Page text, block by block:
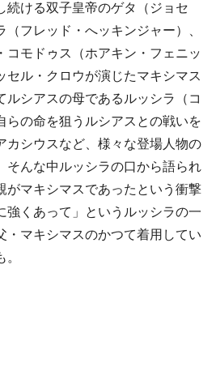
続ける双子皇帝のゲタ（ジョセ
フレッド・へッキンジャー）、
コモドゥス（ホアキン・フェニッ
セル・クロウが演じたマキシマス
シアスの母であるルッシラ（コ
らの命を狙うルシアスとの戦いを
カシウスなど、様々な登場人物の
そんな中ルッシラの口から語られ
がマキシマスであったという衝撃
強くあって」というルッシラの一
・マキシマスのかつて着用してい